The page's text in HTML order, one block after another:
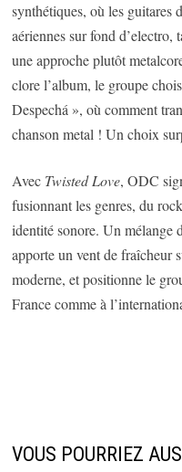
synthétiques, où les guitares
aériennes sur fond
une approche plutôt
clore l’album, le groupe
Despechá », où comment
chanson metal ! Un choix
Avec Twisted Love, ODC
fusionnant les genres, du
identité sonore. Un mélange
apporte un vent de fraîcheur
moderne, et positionne le
France comme à
VOUS POURRIEZ